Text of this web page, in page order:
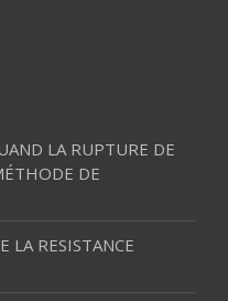
LA RUPTURE DE
DE
LA RESISTANCE